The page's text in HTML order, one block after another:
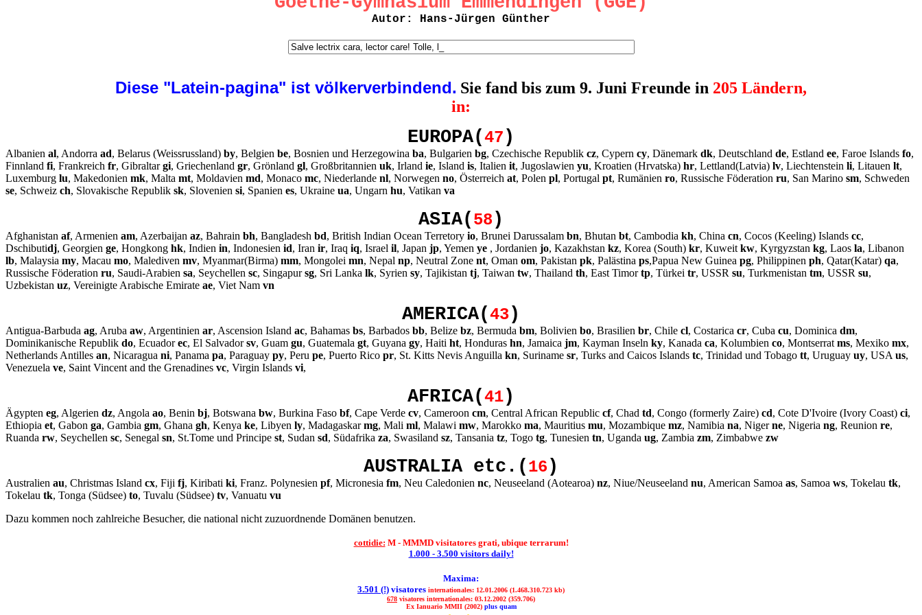
Autor: Hans-Jürgen Günther
Diese "Latein-pagina" ist völkerverbindend. Sie fand bis zum 9. Juni Freunde in 205 Ländern,
in:
EUROPA(47 )
Albanien al, Andorra ad, Belarus (Weissrussland) by, Belgien be, Bosnien und Herzegowina ba, Bulgarien bg, Czechische Republik cz, Cypern cy, Dänemark dk, Deutschland de, Estland ee, Faroe Islands fo,
Finnland fi, Frankreich fr, Gibraltargi, Griechenland gr, Grönland gl, Großbritannien uk, Irland ie, Island is, Italien it, Jugoslawien yu, Kroatien (Hrvatska) hr, Lettland(Latvia) lv, Liechtenstein li, Litauen lt,
Luxemburg lu, Makedonien mk, Malta mt, Moldavien md, Monaco mc, Niederlande nl, Norwegen no, Österreich at, Polen pl, Portugal pt, Rumänien ro, Russische Föderation ru, San Marino sm, Schweden
se, Schweiz ch, Slovakische Republik sk, Slovenien si, Spanien es, Ukraine ua, Ungarn hu, Vatikan va
ASIA( 58 )
Afghanistan af, Armenien am, Azerbaijan az, Bahrain bh, Bangladesh bd, British Indian Ocean Terretory io, Brunei Darussalam bn, Bhutan bt, Cambodia kh, China cn, Cocos (Keeling) Islands cc,
Dschibutidj, Georgien ge, Hongkong hk, Indien in, Indonesien id, Iran ir, Iraq iq, Israel il, Japan jp, Yemen ye , Jordanien jo, Kazakhstan kz, Korea (South) kr, Kuweit kw, Kyrgyzstan kg, Laos la, Libanon
lb, Malaysia my, Macau mo, Malediven mv, Myanmar(Birma) mm, Mongolei mn, Nepal np, Neutral Zone nt, Oman om, Pakistan pk, Palästina ps,Papua New Guinea pg, Philippinen ph, Qatar(Katar) qa,
Russische Föderation ru, Saudi-Arabien sa, Seychellen sc, Singapursg, Sri Lanka lk, Syrien sy, Tajikistan tj, Taiwan tw, Thailand th, East Timortp, Türkei tr, USSR su, Turkmenistan tm, USSR su,
Uzbekistan uz, Vereinigte Arabische Emirate ae, Viet Nam vn
AMERICA(43)
Antigua-Barbuda ag, Aruba aw, Argentinien ar, Ascension Island ac, Bahamas bs, Barbados bb, Belize bz, Bermuda bm, Bolivien bo, Brasilien br, Chile cl, Costarica cr, Cuba cu, Dominica dm,
Dominikanische Republik do, Ecuadorec, El Salvadorsv, Guam gu, Guatemala gt, Guyana gy, Haiti ht, Honduras hn, Jamaica jm, Kayman Inseln ky, Kanada ca, Kolumbien co, Montserrat ms, Mexiko mx,
Netherlands Antilles an, Nicaragua ni, Panama pa, Paraguay py, Peru pe, Puerto Rico pr, St. Kitts Nevis Anguilla kn, Suriname sr, Turks and Caicos Islands tc, Trinidad und Tobago tt, Uruguay uy, USA us,
Venezuela ve, Saint Vincent and the Grenadines vc, Virgin Islands vi,
AFRICA(41)
Ägypten eg, Algerien dz, Angola ao, Benin bj, Botswana bw, Burkina Faso bf, Cape Verde cv, Cameroon cm, Central African Republic cf, Chad td, Congo (formerly Zaire) cd, Cote D'Ivoire (Ivory Coast) ci,
Ethiopia et, Gabon ga, Gambia gm, Ghana gh, Kenya ke, Libyen ly, Madagaskarmg, Mali ml, Malawi mw, Marokko ma, Mauritius mu, Mozambique mz, Namibia na, Nigerne, Nigeria ng, Reunion re,
Ruanda rw, Seychellen sc, Senegal sn, St.Tome und Principe st, Sudan sd, Südafrika za, Swasiland sz, Tansania tz, Togo tg, Tunesien tn, Uganda ug, Zambia zm, Zimbabwe zw
AUSTRALIA etc.( 16 )
Australien au, Christmas Island cx, Fiji fj, Kiribati ki, Franz. Polynesien pf, Micronesia fm, Neu Caledonien nc, Neuseeland (Aotearoa) nz, Niue/Neuseeland nu, American Samoa as, Samoa ws, Tokelau tk,
Tokelau tk, Tonga (Südsee) to, Tuvalu (Südsee) tv, Vanuatu vu
Dazu kommen noch zahlreiche Besucher, die national nicht zuzuordnende Domänen benutzen.
cottidie: M - MMMD visitatores grati, ubique terrarum!
1.000 - 3.500 visitors daily!
Maxima:
3.501 (!) visatores internationales: 12.01.2006 (1.468.310.723 kb)
678 visatores internationales: 03.12.2002 (359.706)
Ex Ianuario MMII (2002) plus quam